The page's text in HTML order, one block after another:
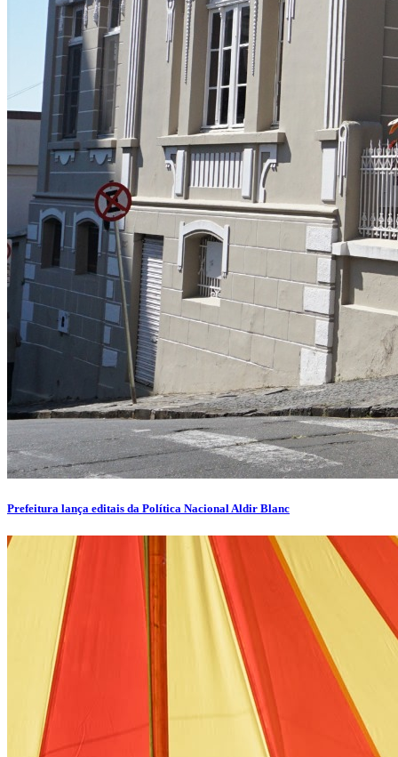
Prefeitura lança editais da Política Nacional Aldir Blanc